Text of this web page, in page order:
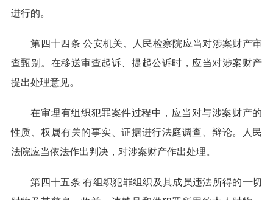
进行的。
第四十四条 公安机关、人民检察院应当对涉案财产审
查甄别。在移送审查起诉、提起公诉时，应当对涉案财产
提出处理意见。
在审理有组织犯罪案件过程中，应当对与涉案财产的
性质、权属有关的事实、证据进行法庭调查、辩论。人民
法院应当依法作出判决，对涉案财产作出处理。
第四十五条 有组织犯罪组织及其成员违法所得的一切